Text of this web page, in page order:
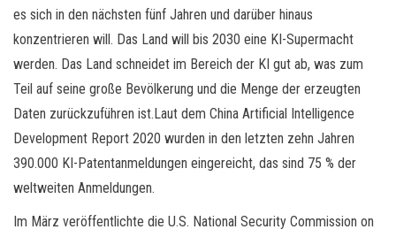
es sich in den nächsten fünf Jahren und darüber hinaus
konzentrieren will. Das Land will bis 2030 eine KI-Supermacht
werden. Das Land schneidet im Bereich der KI gut ab, was zum
Teil auf seine große Bevölkerung und die Menge der erzeugten
Daten zurückzuführen ist.Laut dem China Artificial Intelligence
Development Report 2020 wurden in den letzten zehn Jahren
390.000 KI-Patentanmeldungen eingereicht, das sind 75 % der
weltweiten Anmeldungen.
Im März veröffentlichte die U.S. National Security Commission on